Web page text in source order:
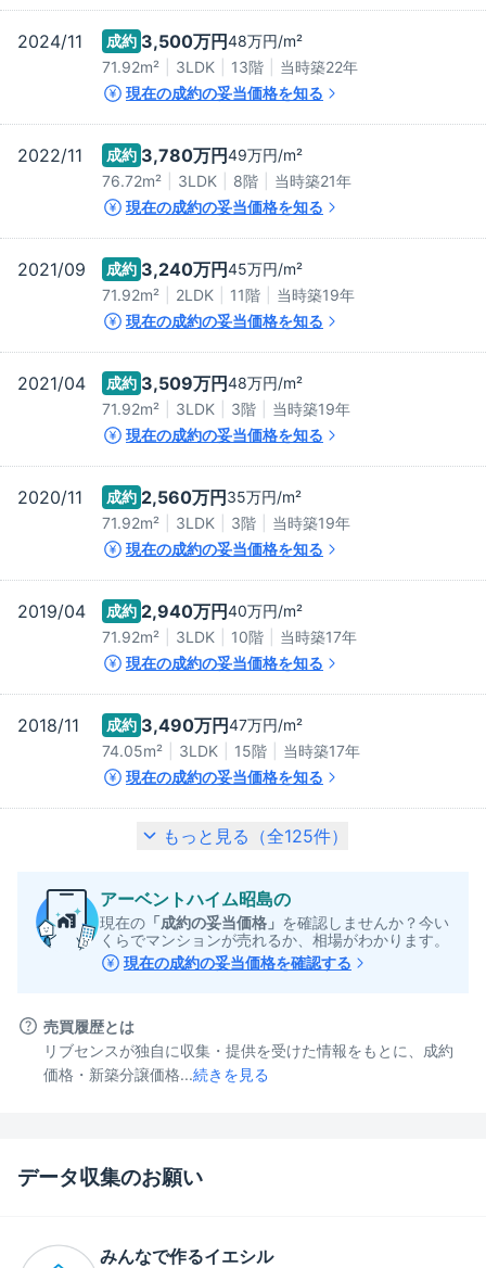
2024/11 成約 3,500万円48万円/m²
71.92m²
3LDK 13階 当時築22年
現在の成約の妥当価格を知る
2022/11 成約 3,780万円49万円/m²
76.72m²
3LDK 8階 当時築21年
現在の成約の妥当価格を知る
2021/09 成約 3,240万円45万円/m²
71.92m²
2LDK 11階 当時築19年
現在の成約の妥当価格を知る
2021/04 成約 3,509万円48万円/m²
71.92m²
3LDK 3階 当時築19年
現在の成約の妥当価格を知る
2020/11 成約 2,560万円35万円/m²
71.92m²
3LDK 3階 当時築19年
現在の成約の妥当価格を知る
2019/04 成約 2,940万円40万円/m²
71.92m²
3LDK 10階 当時築17年
現在の成約の妥当価格を知る
2018/11 成約 3,490万円47万円/m²
74.05m²
3LDK 15階 当時築17年
現在の成約の妥当価格を知る
もっと見る（全125件）
アーベントハイム昭島の
現在の 「成約の妥当価格」 を確認しませんか？今い
くらでマンションが売れるか、相場がわかります。
現在の成約の妥当価格を確認する
売買履歴とは
リブセンスが独自に収集・提供を受けた情報をもとに、成約
価格・新築分譲価格...続きを見る
データ収集のお願い
みんなで作るイエシル